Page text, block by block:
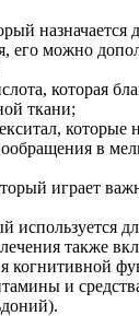
назначается
его можно
которая
ткани;
которые
в
играет
используется
также
когнитивной
и